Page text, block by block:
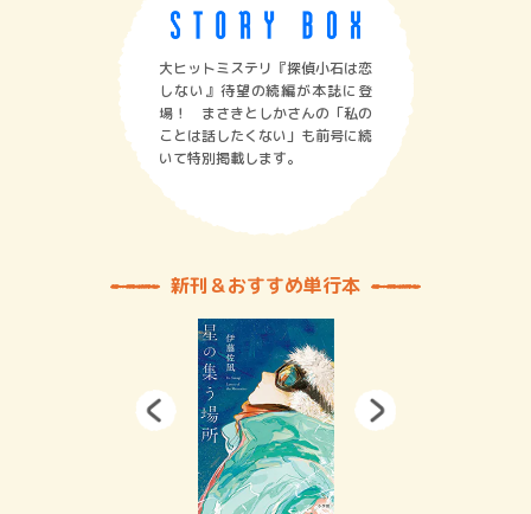
大ヒットミステリ『探偵小石は恋
しない』待望の続編が本誌に登
場！ まさきとしかさんの「私の
ことは話したくない」も前号に続
いて特別掲載します。
新刊＆おすすめ単行本